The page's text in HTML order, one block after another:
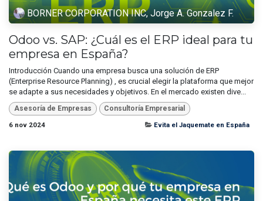
BORNER CORPORATION INC, Jorge A. Gonzalez F.
Odoo vs. SAP: ¿Cuál es el ERP ideal para tu
empresa en España?
Introducción Cuando una empresa busca una solución de ERP
(Enterprise Resource Planning) , es crucial elegir la plataforma que mejor
se adapte a sus necesidades y objetivos. En el mercado existen dive...
Asesoría de Empresas
Consultoría Empresarial
6 nov 2024
Evita el Jaquemate en España